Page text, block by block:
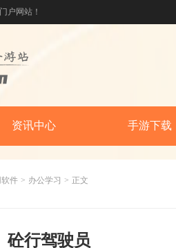
户网站！
资讯中心 手游下载
软件 > 办公学习 > 正文
砼行驾驶员